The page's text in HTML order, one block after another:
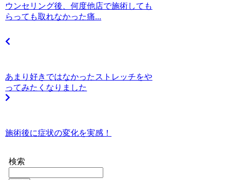
ウンセリング後、何度他店で施術しても
らっても取れなかった痛...
あまり好きではなかったストレッチをや
ってみたくなりました
施術後に症状の変化を実感！
検索